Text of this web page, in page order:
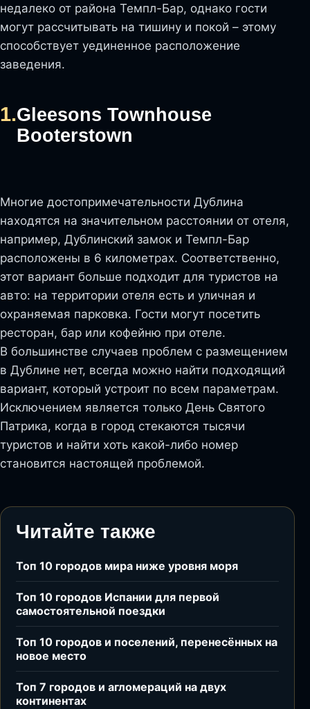
недалеко от района Темпл-Бар, однако гости
могут рассчитывать на тишину и покой – этому
способствует уединенное расположение
заведения.
1.Gleesons Townhouse
Booterstown
Многие достопримечательности Дублина
находятся на значительном расстоянии от отеля,
например, Дублинский замок и Темпл-Бар
расположены в 6 километрах. Соответственно,
этот вариант больше подходит для туристов на
авто: на территории отеля есть и уличная и
охраняемая парковка. Гости могут посетить
ресторан, бар или кофейню при отеле.
В большинстве случаев проблем с размещением
в Дублине нет, всегда можно найти подходящий
вариант, который устроит по всем параметрам.
Исключением является только День Святого
Патрика, когда в город стекаются тысячи
туристов и найти хоть какой-либо номер
становится настоящей проблемой.
Читайте также
Топ 10 городов мира ниже уровня моря
Топ 10 городов Испании для первой
самостоятельной поездки
Топ 10 городов и поселений, перенесённых на
новое место
Топ 7 городов и агломераций на двух
континентах